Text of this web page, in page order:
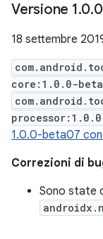
Versione 1.0.
18 settembre
core:1.0.0-
1.0.0-beta07
Correzioni di
Sono state